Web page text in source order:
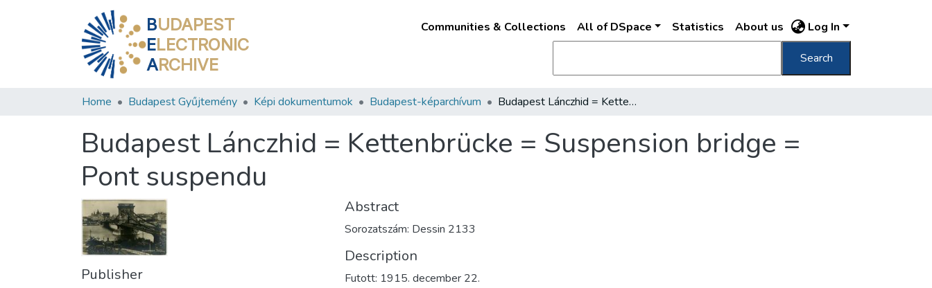
BUDAPEST
ELECTRONIC
ARCHIVE
Communities & Collections All of DSpace Statistics About us Log In
Search
Home Budapest Gyűjtemény Képi dokumentumok Budapest-képarchívum Budapest Lánczhid = Kettenbrücke = Suspension bridge = Pont suspendu
Budapest Lánczhid = Kettenbrücke = Suspension bridge =
Pont suspendu
Publisher
Abstract
Sorozatszám: Dessin 2133
Description
Futott: 1915. december 22.